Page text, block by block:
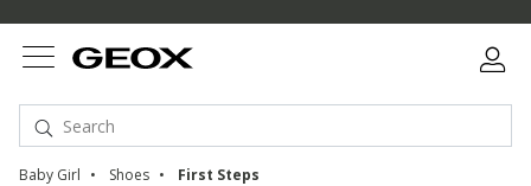
Baby Girl Shoes First Steps